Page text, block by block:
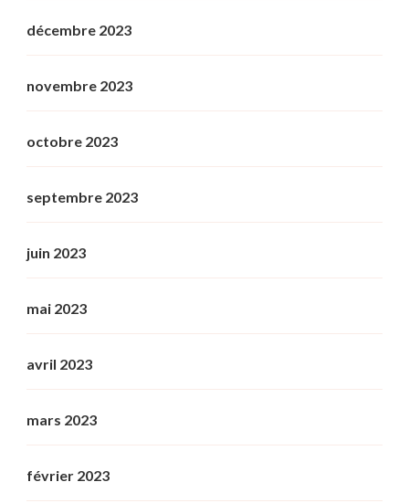
décembre 2023
novembre 2023
octobre 2023
septembre 2023
juin 2023
mai 2023
avril 2023
mars 2023
février 2023